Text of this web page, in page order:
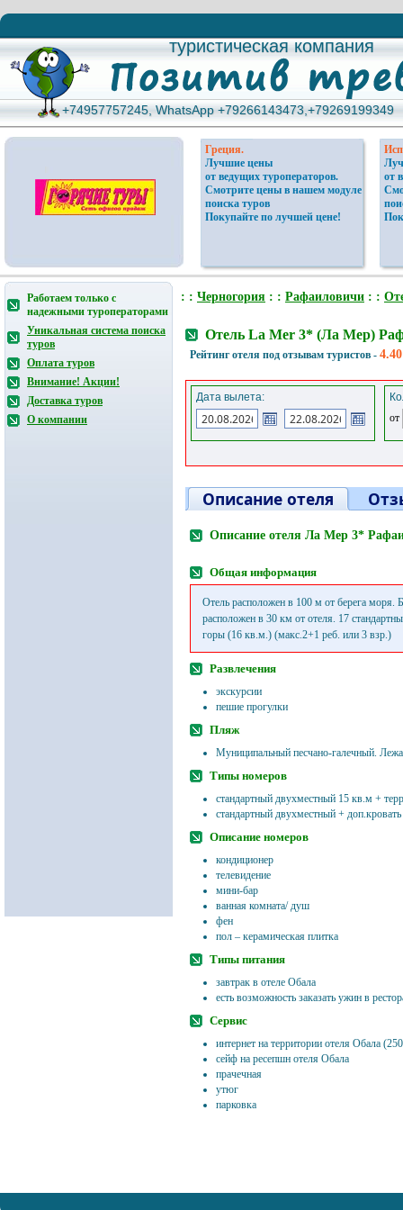
туристическая компания
туристическая компания
+74957757245, WhatsApp +79266143473,+79269199349
+74957757245, WhatsApp +79266143473,+79269199349
Греция.
Лучшие цены
от ведущих туроператоров.
Смотрите цены в нашем модуле
поиска туров
Покупайте по лучшей цене!
от
Работаем только с
надежными туроператорами
Уникальная система поиска
туров
Оплата туров
Внимание! Акции!
Доставка туров
О компании
: : Черногория : : Рафаиловичи : :
Отель La Mer 3* (Ла Мер)
Рейтинг отеля под отзывам туристов -
Дата вылета:
от
Описание отеля
Описание отеля Ла Мер 3*
Общая информация
Отель расположен в 100 м от берега моря.
расположен в 30 км от отеля. 17
горы (16 кв.м.) (макс.2+1 реб. или 3 взр.)
Развлечения
экскурсии
пешие прогулки
Пляж
Муниципальный песчано-галечный.
Типы номеров
стандартный двухместный 15 кв.м +
стандартный двухместный +
Описание номеров
кондиционер
телевидение
мини-бар
ванная комната/ душ
фен
пол – керамическая плитка
Типы питания
завтрак в отеле Обала
есть возможность заказать ужин в
Сервис
интернет на территории отеля Обала
сейф на ресепшн отеля Обала
прачечная
утюг
парковка